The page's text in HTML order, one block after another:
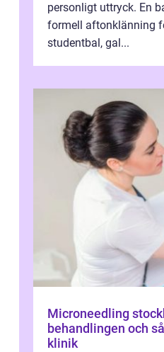
personligt uttryck. En
formell aftonklänning
studentbal, gal...
Microneedling stockholm så
behandlingen och
klinik